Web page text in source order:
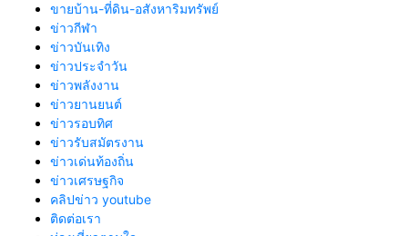
ขายบ้าน-ที่ดิน-อสังหาริมทรัพย์
ข่าวกีฬา
ข่าวบันเทิง
ข่าวประจำวัน
ข่าวพลังงาน
ข่าวยานยนต์
ข่าวรอบทิศ
ข่าวรับสมัตรงาน
ข่าวเด่นท้องถิ่น
ข่าวเศรษฐกิจ
คลิปข่าว youtube
ติดต่อเรา